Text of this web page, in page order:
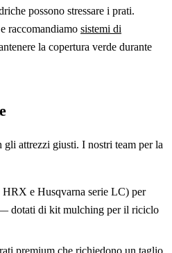
possono stressare i prati.
raccomandiamo sistemi di
la copertura verde durante
attrezzi giusti. I nostri team per la
HRX e Husqvarna serie LC) per
dotati di kit mulching per il riciclo
premium che richiedono un taglio